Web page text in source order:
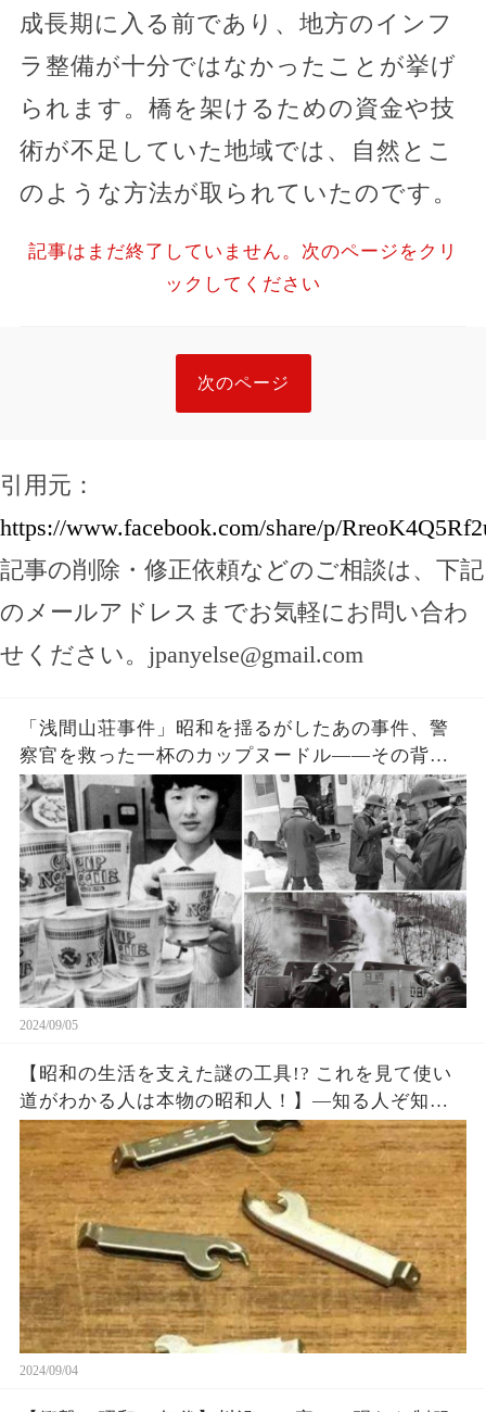
成長期に入る前であり、地方のインフ
ラ整備が十分ではなかったことが挙げ
られます。橋を架けるための資金や技
術が不足していた地域では、自然とこ
のような方法が取られていたのです。
記事はまだ終了していません。次のページをクリ
ックしてください
次のページ
引用元：
https://www.facebook.com/share/p/
記事の削除・修正依頼などのご相談は、下記
のメールアドレスまでお気軽にお問い合わ
せください。 jpanyelse@gmail.com
「浅間山荘事件」昭和を揺るがしたあの事件、警
察官を救った一杯のカップヌードル――その背後
に隠された真実とは？
2024/09/05
【昭和の生活を支えた謎の工具!? これを見て使い
道がわかる人は本物の昭和人！】—知る人ぞ知
る、懐かしき昭和の道具たち…
2024/09/04